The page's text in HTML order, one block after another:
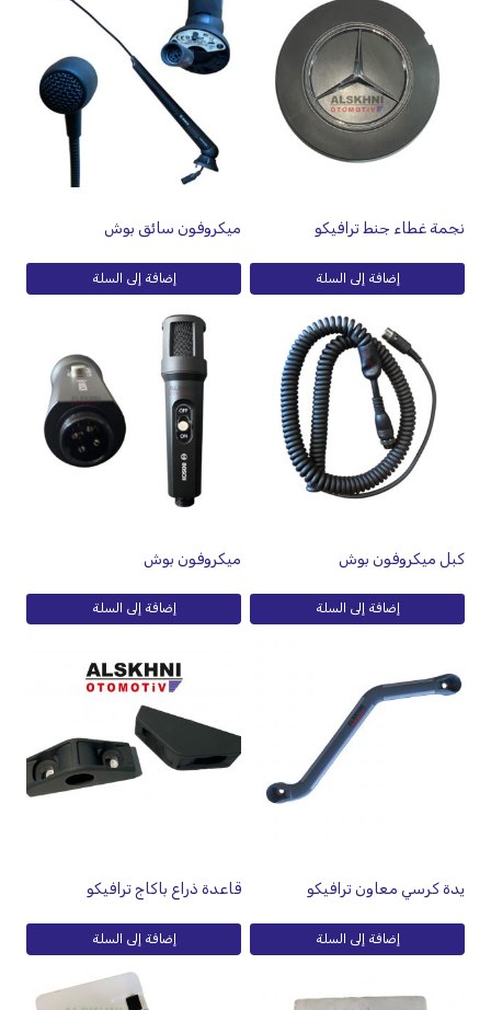
نجمة غطاء جنط ترافيكو
إضافة إلى السلة
ميكروفون سائق بوش
إضافة إلى السلة
كبل ميكروفون بوش
إضافة إلى السلة
ميكروفون بوش
إضافة إلى السلة
يدة كرسي معاون ترافيكو
إضافة إلى السلة
قاعدة ذراع باكاج ترافيكو
إضافة إلى السلة